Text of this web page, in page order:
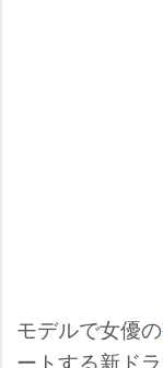
モデルで女優の
ートする新ド